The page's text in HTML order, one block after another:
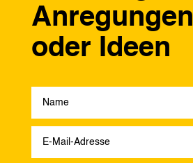
Anregungen
oder Ideen